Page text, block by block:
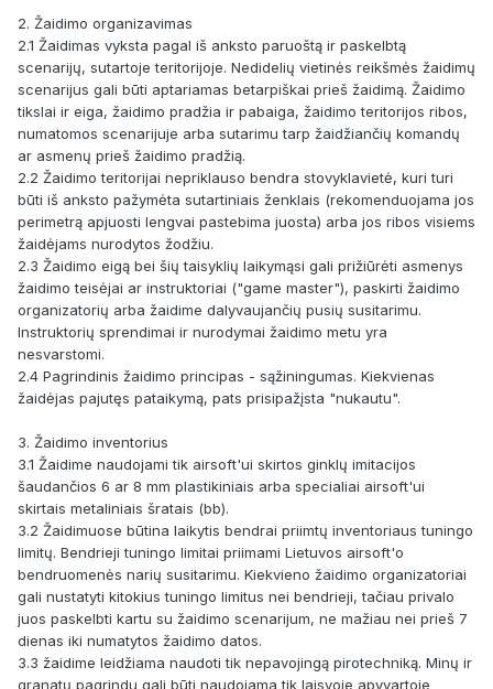
2. Žaidimo organizavimas
2.1 Žaidimas vyksta pagal iš anksto paruoštą ir paskelbtą
scenarijų, sutartoje teritorijoje. Nedidelių vietinės reikšmės žaidimų
scenarijus gali būti aptariamas betarpiškai prieš žaidimą. Žaidimo
tikslai ir eiga, žaidimo pradžia ir pabaiga, žaidimo teritorijos ribos,
numatomos scenarijuje arba sutarimu tarp žaidžiančių komandų
ar asmenų prieš žaidimo pradžią.
2.2 Žaidimo teritorijai nepriklauso bendra stovyklavietė, kuri turi
būti iš anksto pažymėta sutartiniais ženklais (rekomenduojama jos
perimetrą apjuosti lengvai pastebima juosta) arba jos ribos visiems
žaidėjams nurodytos žodžiu.
2.3 Žaidimo eigą bei šių taisyklių laikymąsi gali prižiūrėti asmenys
žaidimo teisėjai ar instruktoriai ("game master"), paskirti žaidimo
organizatorių arba žaidime dalyvaujančių pusių susitarimu.
Instruktorių sprendimai ir nurodymai žaidimo metu yra
nesvarstomi.
2.4 Pagrindinis žaidimo principas - sąžiningumas. Kiekvienas
žaidėjas pajutęs pataikymą, pats prisipažįsta "nukautu".
3. Žaidimo inventorius
3.1 Žaidime naudojami tik airsoft'ui skirtos ginklų imitacijos
šaudančios 6 ar 8 mm plastikiniais arba specialiai airsoft'ui
skirtais metaliniais šratais (bb).
3.2 Žaidimuose būtina laikytis bendrai priimtų inventoriaus tuningo
limitų. Bendrieji tuningo limitai priimami Lietuvos airsoft'o
bendruomenės narių susitarimu. Kiekvieno žaidimo organizatoriai
gali nustatyti kitokius tuningo limitus nei bendrieji, tačiau privalo
juos paskelbti kartu su žaidimo scenarijum, ne mažiau nei prieš 7
dienas iki numatytos žaidimo datos.
3.3 žaidime leidžiama naudoti tik nepavojingą pirotechniką. Minų ir
granatų pagrindu gali būti naudojama tik laisvoje apyvartoje